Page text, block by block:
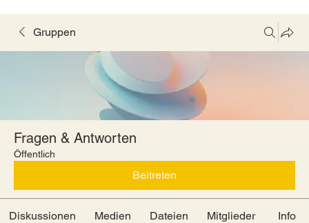
Gruppen
Fragen & Antworten
Öffentlich
Beitreten
Diskussionen Medien Dateien Mitglieder Info